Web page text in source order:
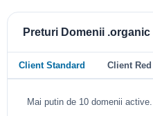
Preturi Domenii .organic
Client Standard Client Red
Mai putin de 10 domenii active.